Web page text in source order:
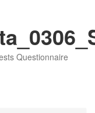
Questionnaire